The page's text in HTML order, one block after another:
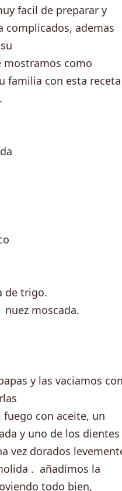
facil de preparar y
complicados, ademas
mostramos como
familia con esta receta
de trigo.
moscada.
y las vaciamos
con aceite, un
y uno de los dientes
vez dorados
. añadimos la
todo bien,